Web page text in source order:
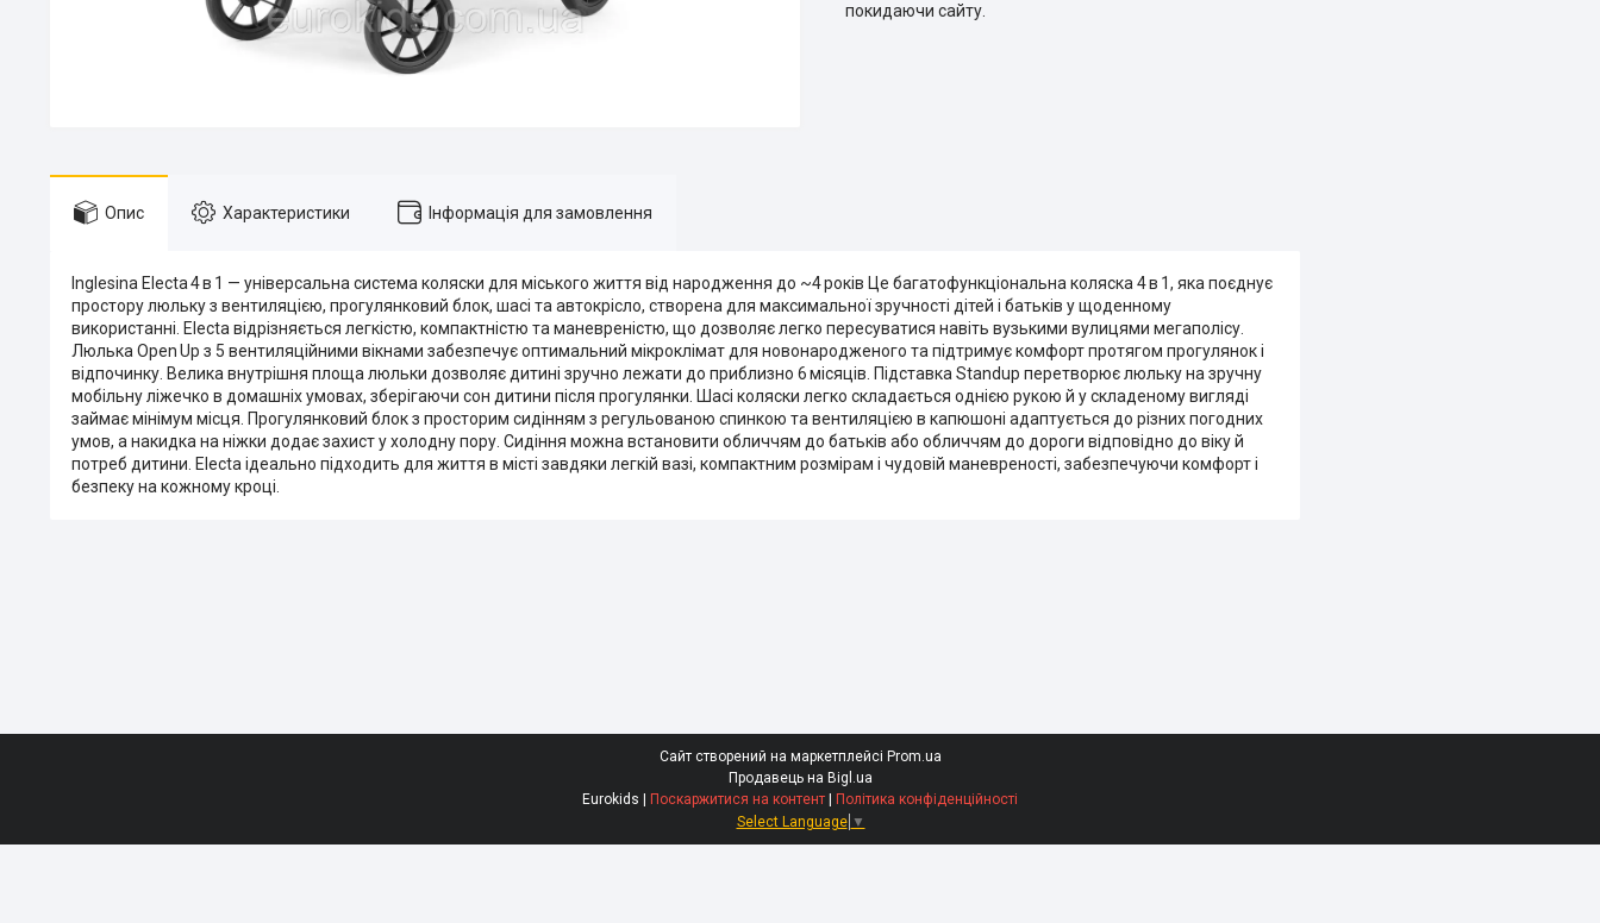
покидаючи сайту.
Опис Характеристики Інформація для замовлення
Inglesina Electa 4 в 1 — універсальна система коляски для міського життя від народження до ~4 років Це багатофункціональна коляска 4 в 1, яка поєднує
простору люльку з вентиляцією, прогулянковий блок, шасі та автокрісло, створена для максимальної зручності дітей і батьків у щоденному
використанні. Electa відрізняється легкістю, компактністю та маневреністю, що дозволяє легко пересуватися навіть вузькими вулицями мегаполісу.
Люлька Open Up з 5 вентиляційними вікнами забезпечує оптимальний мікроклімат для новонародженого та підтримує комфорт протягом прогулянок і
відпочинку. Велика внутрішня площа люльки дозволяє дитині зручно лежати до приблизно 6 місяців. Підставка Standup перетворює люльку на зручну
мобільну ліжечко в домашніх умовах, зберігаючи сон дитини після прогулянки. Шасі коляски легко складається однією рукою й у складеному вигляді
займає мінімум місця. Прогулянковий блок з просторим сидінням з регульованою спинкою та вентиляцією в капюшоні адаптується до різних погодних
умов, а накидка на ніжки додає захист у холодну пору. Сидіння можна встановити обличчям до батьків або обличчям до дороги відповідно до віку й
потреб дитини. Electa ідеально підходить для життя в місті завдяки легкій вазі, компактним розмірам і чудовій маневреності, забезпечуючи комфорт і
безпеку на кожному кроці.
Сайт створений на маркетплейсі Prom.ua
Продавець на Bigl.ua
Поскаржитися на контент
Політика конфіденційності
Select Language ▼